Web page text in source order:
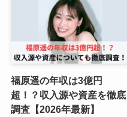
福原遥の年収は3億円
超！？収入源や資産を徹底
調査【2026年最新】